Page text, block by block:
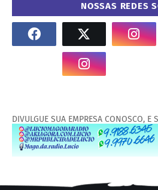
NOSSAS REDES
DIVULGUE SUA EMPRESA CONOSCO, E